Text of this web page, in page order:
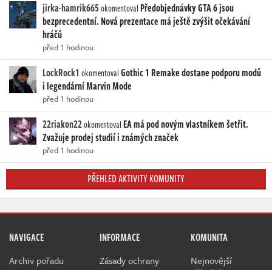
jirka-hamrik665okomentoval Předobjednávky GTA 6 jsou
bezprecedentní. Nová prezentace má ještě zvýšit očekávání
hráčů
před 1 hodinou
LockRock1 okomentovalGothic 1 Remake dostane podporu modů
i legendární Marvin Mode
před 1 hodinou
22riakon22okomentoval EA má pod novým vlastníkem šetřit.
Zvažuje prodej studií i známých značek
před 1 hodinou
PŘEHLED AKTIVITY KOMUNITY
NAVIGACE
Archiv pořadu
INFORMACE
Zásady ochrany
KOMUNITA
Nejnovější